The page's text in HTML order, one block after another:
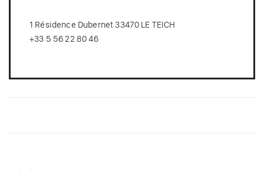
1 Résidence Dubernet 33470 LE TEICH
+33 5 56 22 80 46